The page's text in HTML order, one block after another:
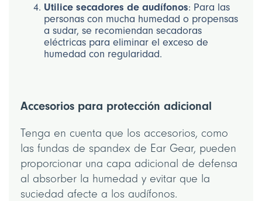
Utilice secadores de audífonos: Para las
personas con mucha humedad o propensas
a sudar, se recomiendan secadoras
eléctricas para eliminar el exceso de
humedad con regularidad.
Accesorios para protección adicional
Tenga en cuenta que los accesorios, como
las fundas de spandex de Ear Gear, pueden
proporcionar una capa adicional de defensa
al absorber la humedad y evitar que la
suciedad afecte a los audífonos.